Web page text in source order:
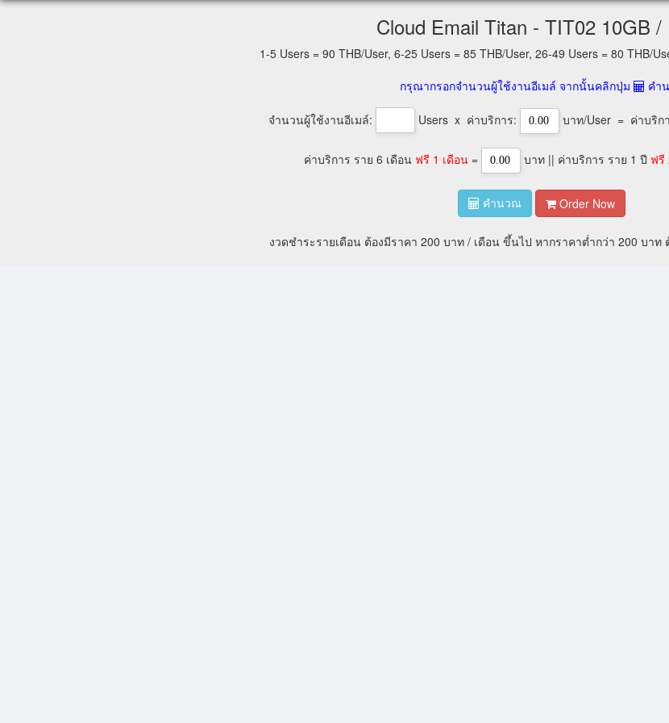
Cloud Email Titan - TIT02 10GB /
1-5 Users = 90 THB/User, 6-25 Users = 85 THB/User, 26-49 Users = 80 THB/
กรุณากรอกจำนวนผู้ใช้งานอีเมล์ จากนั้นคลิกปุ่ม
คำ
จำนวนผู้ใช้งานอีเมล์: Users x ค่าบริการ: บาท/User = ค่าบริก
ค่าบริการ ราย 6 เดือน ฟรี 1 เดือน= บาท || ค่าบริการ ราย 1 ปี ฟรี
คำนวณ Order Now
งวดชำระรายเดือน ต้องมีราคา 200 บาท / เดือน ขึ้นไป หากราคาต่ำกว่า 200 บาท